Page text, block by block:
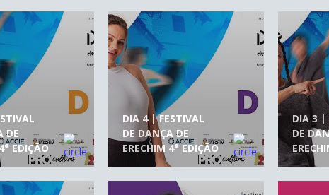
DE
EDIÇÃO
DIA 4 | FESTIVAL
DE DANÇA DE
ERECHIM 4° EDIÇÃO
DIA 3 |
DE